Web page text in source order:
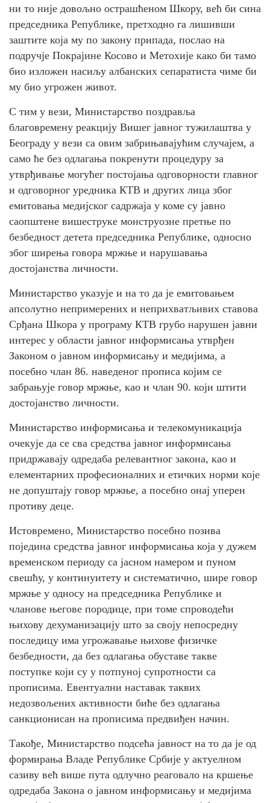
ни то није довољно острашћеном Шкору, већ би сина
председника Републике, претходно га лишивши
заштите која му по закону припада, послао на
подручје Покрајине Косово и Метохије како би тамо
био изложен насиљу албанских сепаратиста чиме би
му био угрожен живот.
С тим у вези, Министарство поздравља
благовремену реакцију Вишег јавног тужилаштва у
Београду у вези са овим забрињавајућим случајем, а
само ће без одлагања покренути процедуру за
утврђивање могућег постојања одговорности главног
и одговорног уредника КТВ и других лица због
емитовања медијског садржаја у коме су јавно
саопштене вишеструке монструозне претње по
безбедност детета председника Републике, односно
због ширења говора мржње и нарушавања
достојанства личности.
Министарство указује и на то да је емитовањем
апсолутно непримерених и неприхватљивих ставова
Срђана Шкора у програму КТВ грубо нарушен јавни
интерес у области јавног информисања утврђен
Законом о јавном информисању и медијима, а
посебно члан 86. наведеног прописа којим се
забрањује говор мржње, као и члан 90. који штити
достојанство личности.
Министарство информисања и телекомуникација
очекује да се сва средства јавног информисања
придржавају одредаба релевантног закона, као и
елементарних професионалних и етичких норми које
не допуштају говор мржње, а посебно онај уперен
противу деце.
Истовремено, Министарство посебно позива
поједина средства јавног информисања која у дужем
временском периоду са јасном намером и пуном
свешћу, у континуитету и систематично, шире говор
мржње у односу на председника Републике и
чланове његове породице, при томе спроводећи
њихову дехуманизацију што за своју непосредну
последицу има угрожавање њихове физичке
безбедности, да без одлагања обуставе такве
поступке који су у потпуној супротности са
прописима. Евентуални наставак таквих
недозвољених активности биће без одлагања
санкционисан на прописима предвиђен начин.
Такође, Министарство подсећа јавност на то да је од
формирања Владе Републике Србије у актуелном
сазиву већ више пута одлучно реаговало на кршење
одредаба Закона о јавном информисању и медијима